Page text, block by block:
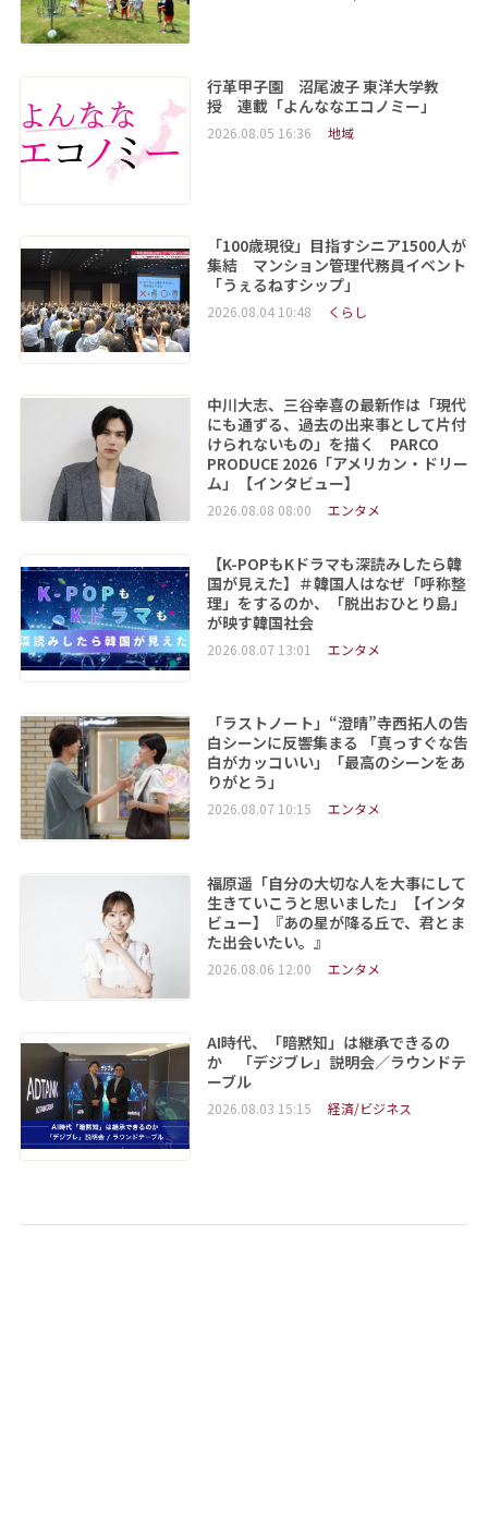
行革甲子園 沼尾波子 東洋大学教
授 連載「よんななエコノミー」
2026.08.05 16:36 地域
「100歳現役」目指すシニア1500人が
集結 マンション管理代務員イベント
「うぇるねすシップ」
2026.08.04 10:48 くらし
中川大志、三谷幸喜の最新作は「現代
にも通ずる、過去の出来事として片付
けられないもの」を描く PARCO
PRODUCE 2026「アメリカン・ドリー
ム」【インタビュー】
2026.08.08 08:00 エンタメ
【K-POPもKドラマも深読みしたら韓
国が見えた】＃韓国人はなぜ「呼称整
理」をするのか、「脱出おひとり島」
が映す韓国社会
2026.08.07 13:01 エンタメ
「ラストノート」“澄晴”寺西拓人の告
白シーンに反響集まる 「真っすぐな告
白がカッコいい」「最高のシーンをあ
りがとう」
2026.08.07 10:15 エンタメ
福原遥「自分の大切な人を大事にして
生きていこうと思いました」【インタ
ビュー】『あの星が降る丘で、君とま
た出会いたい。』
2026.08.06 12:00 エンタメ
AI時代、「暗黙知」は継承できるの
か 「デジブレ」説明会／ラウンドテ
ーブル
2026.08.03 15:15 経済/ビジネス